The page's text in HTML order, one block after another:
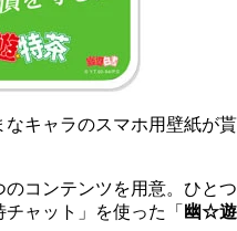
なキャラのスマホ用壁紙が貰
コンテンツを用意。ひとつ
ャット」を使った「 幽☆遊